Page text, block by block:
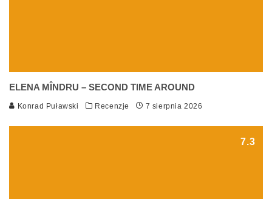
ELENA MÎNDRU – SECOND TIME AROUND
Konrad Puławski Recenzje 7 sierpnia 2026
7.3